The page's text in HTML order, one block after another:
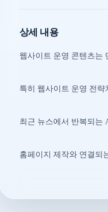
상세 내용
웹사이트 운영 콘텐츠는
특히 웹사이트 운영 전
최근 뉴스에서 반복되는
홈페이지 제작와 연결되